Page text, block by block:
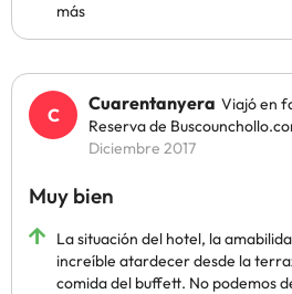
más
Cuarentanyera Viajó en
Reserva de
Diciembre 2017
Muy bien
La situación del hotel, la
increíble atardecer desde la
comida del buffett. No podemos